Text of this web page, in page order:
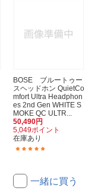
BOSE ブルートゥー
スヘッドホン QuietCo
mfort Ultra Headphon
es 2nd Gen WHITE S
MOKE QC ULTR...
50,490円
5,049ポイント
在庫あり
一緒に買う